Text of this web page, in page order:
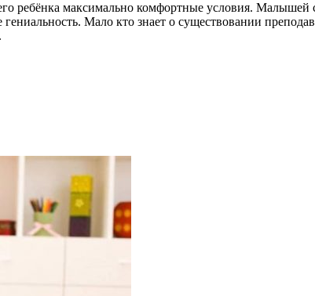
ребёнка максимально комфортные условия.
Мало кто знает о существовании